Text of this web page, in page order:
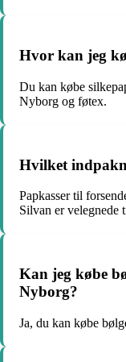
Hvor kan jeg
Du kan købe
Nyborg og føtex.
Hvilket
Papkasser til
Silvan er velegnede
Kan jeg købe
Nyborg?
Ja, du kan købe